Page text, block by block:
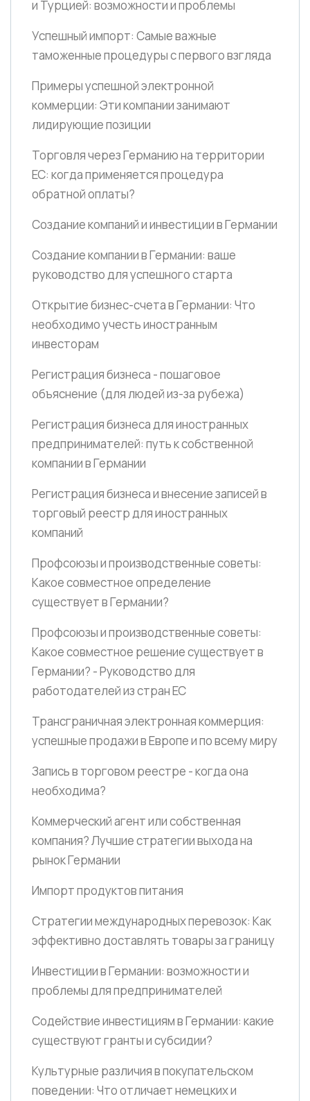
и Турцией: возможности и проблемы
Успешный импорт: Самые важные
таможенные процедуры с первого взгляда
Примеры успешной электронной
коммерции: Эти компании занимают
лидирующие позиции
Торговля через Германию на территории
ЕС: когда применяется процедура
обратной оплаты?
Создание компаний и инвестиции в Германии
Создание компании в Германии: ваше
руководство для успешного старта
Открытие бизнес-счета в Германии: Что
необходимо учесть иностранным
инвесторам
Регистрация бизнеса - пошаговое
объяснение (для людей из-за рубежа)
Регистрация бизнеса для иностранных
предпринимателей: путь к собственной
компании в Германии
Регистрация бизнеса и внесение записей в
торговый реестр для иностранных
компаний
Профсоюзы и производственные советы:
Какое совместное определение
существует в Германии?
Профсоюзы и производственные советы:
Какое совместное решение существует в
Германии? - Руководство для
работодателей из стран ЕС
Трансграничная электронная коммерция:
успешные продажи в Европе и по всему миру
Запись в торговом реестре - когда она
необходима?
Коммерческий агент или собственная
компания? Лучшие стратегии выхода на
рынок Германии
Импорт продуктов питания
Стратегии международных перевозок: Как
эффективно доставлять товары за границу
Инвестиции в Германии: возможности и
проблемы для предпринимателей
Содействие инвестициям в Германии: какие
существуют гранты и субсидии?
Культурные различия в покупательском
поведении: Что отличает немецких и